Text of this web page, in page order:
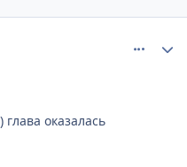
оказалась